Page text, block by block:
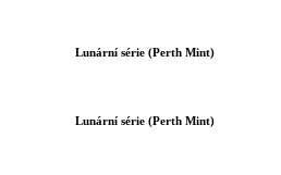
Lunární série (Perth Mint)
Lunární série (Perth Mint)